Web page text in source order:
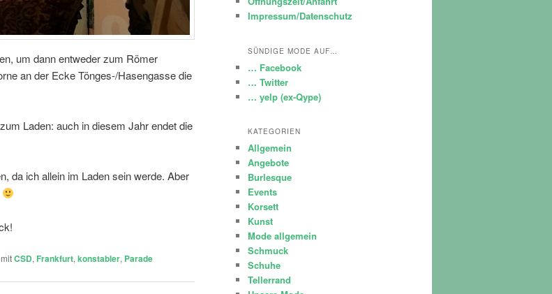
um dann entweder zum Römer
an der Ecke Tönges-/Hasengasse die
Laden: auch in diesem Jahr endet die
da ich allein im Laden sein werde. Aber
CSD, Frankfurt, konstabler, Parade
Impressum/Datenschutz
SÜNDIGE MODE AUF…
… Facebook
… Twitter
… yelp (ex-Qype)
KATEGORIEN
Allgemein
Angebote
Burlesque
Events
Korsett
Kunst
Mode allgemein
Schmuck
Schuhe
Tellerrand